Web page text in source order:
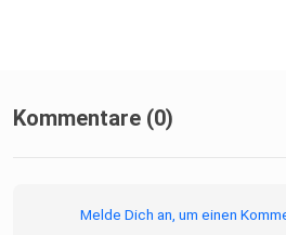
Kommentare (0)
Melde Dich an, um einen